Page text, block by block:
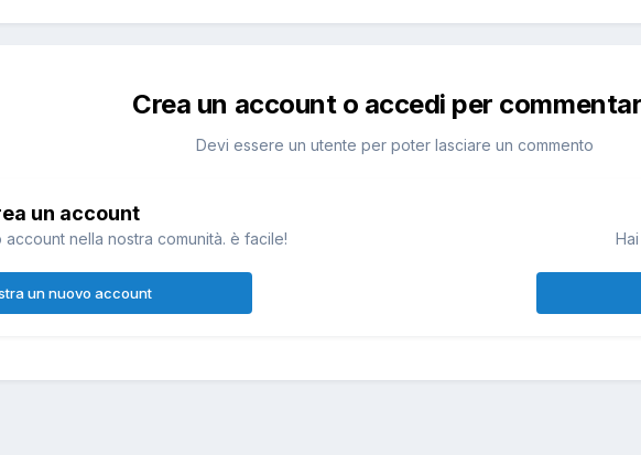
Crea un account o accedi per
Devi essere un utente per poter lasciare un commento
un account
nella nostra comunità. è facile!
un nuovo account